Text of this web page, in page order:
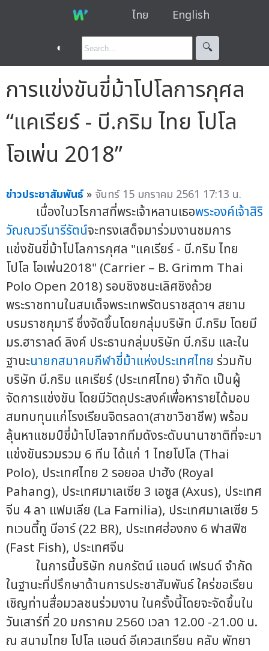
ไทย English
◐ 🔍︎
การแข่งขันขี่ม้าโปโลการกุศล
“แคเรียร์ - บี.กริม ไทย โปโล
โอเพ่น 2018”
ข่าวประชาสัมพันธ์ » จันทร์ 15 มกราคม 2561 17:13 น.
เนื่องในวโรกาสที่พระเจ้าหลานเธอพระองค์เจ้าสิริ
วัณณวรีนารีรัตน์จะทรงเสด็จมาร่วมงานชมการ
แข่งขันขี่ม้าโปโลการกุศล "แคเรียร์ - บี.กริม ไทย
โปโล โอเพ่น2018" (Carrier – B. Grimm Thai
Polo Open 2018) รอบชิงชนะเลิศชิงถ้วย
พระราชทานในสมเด็จพระเทพรัตนราชสุดาฯ สยาม
บรมราชกุมารี ซึ่งจัดขึ้นโดยกลุ่มบริษัท บี.กริม โดยมี
มร.ฮาราลด์ ลิงค์ ประธานกลุ่มบริษัท บี.กริม และใน
ฐานะนายกสมาคมกีฬาขี่ม้าแห่งประเทศไทย ร่วมกับ
บริษัท บี.กริม แคเรียร์ (ประเทศไทย) จำกัด เป็นผู้
จัดการแข่งขัน โดยมีวัตถุประสงค์เพื่อหารายได้มอบ
สมทบทุนแก่โรงเรียนจิตรลดา(สาขาวิชาชีพ) พร้อม
ลุ้นหาแชมป์ขี่ม้าโปโลจากทีมดังระดับนานาชาติที่จะมา
แข่งขันรวมรวม 6 ทีม ได้แก่ 1 ไทยโปโล (Thai
Polo), ประเทศไทย 2 รอยอล ปาฮัง (Royal
Pahang), ประเทศมาเลเซีย 3 เอซูส (Axus), ประเทศ
จีน 4 ลา แฟมเลีย (La Familia), ประเทศมาเลเซีย 5
ทเวนตี้ทู บีอาร์ (22 BR), ประเทศฮ่องกง 6 ฟาสฟิซ
(Fast Fish), ประเทศจีน
ในการนี้บริษัท กนกรัตน์ แอนด์ เฟรนด์ จำกัด
ในฐานะที่ปรึกษาด้านการประชาสัมพันธ์ ใคร่ขอเรียน
เชิญท่านสื่อมวลชนร่วมงาน ในครั้งนี้โดยจะจัดขึ้นใน
วันเสาร์ที่ 20 มกราคม 2560 เวลา 12.00 -21.00 น.
ณ สนามไทย โปโล แอนด์ อีเควสเทรียน คลับ พัทยา